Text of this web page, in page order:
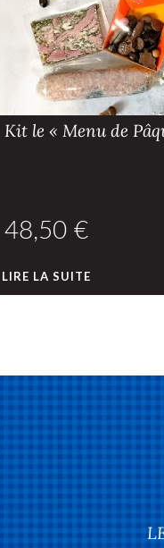
Kit le « Menu de
€
LIRE LA SUITE